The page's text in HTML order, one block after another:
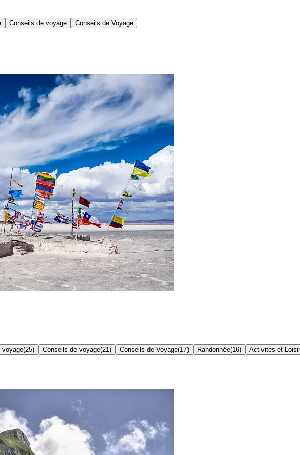
Conseils de voyage Conseils de Voyage
voyage(25) Conseils de voyage(21 ) Conseils de Voyage(17) Randonnée(16) Activités et